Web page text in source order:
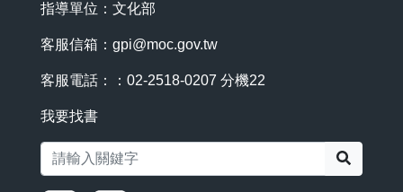
指導單位：文化部
客服信箱： gpi@moc.gov.tw
客服電話：：02-2518-0207 分機22
我要找書